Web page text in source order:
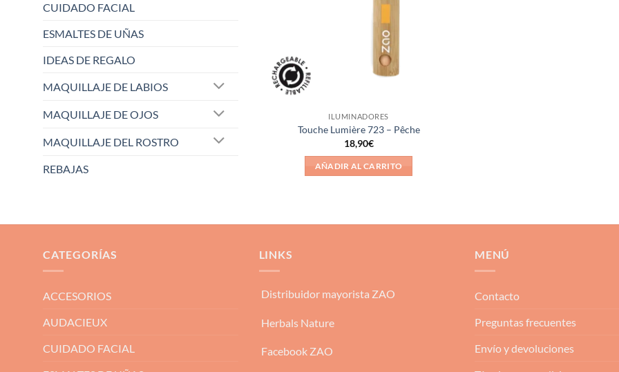
CUIDADO FACIAL
ESMALTES DE UÑAS
IDEAS DE REGALO
MAQUILLAJE DE LABIOS
MAQUILLAJE DE OJOS
MAQUILLAJE DEL ROSTRO
REBAJAS
ILUMINADORES
Touche Lumière 723 – Pêche
18,90€
AÑADIR AL CARRITO
CATEGORÍAS
ACCESORIOS
AUDACIEUX
CUIDADO FACIAL
LINKS
Distribuidor mayorista ZAO
Herbals Nature
Facebook ZAO
MENÚ
Contacto
Preguntas frecuentes
Envío y devoluciones